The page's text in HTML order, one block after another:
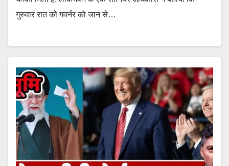
गुरुवार रात को गवर्नर को जान से…